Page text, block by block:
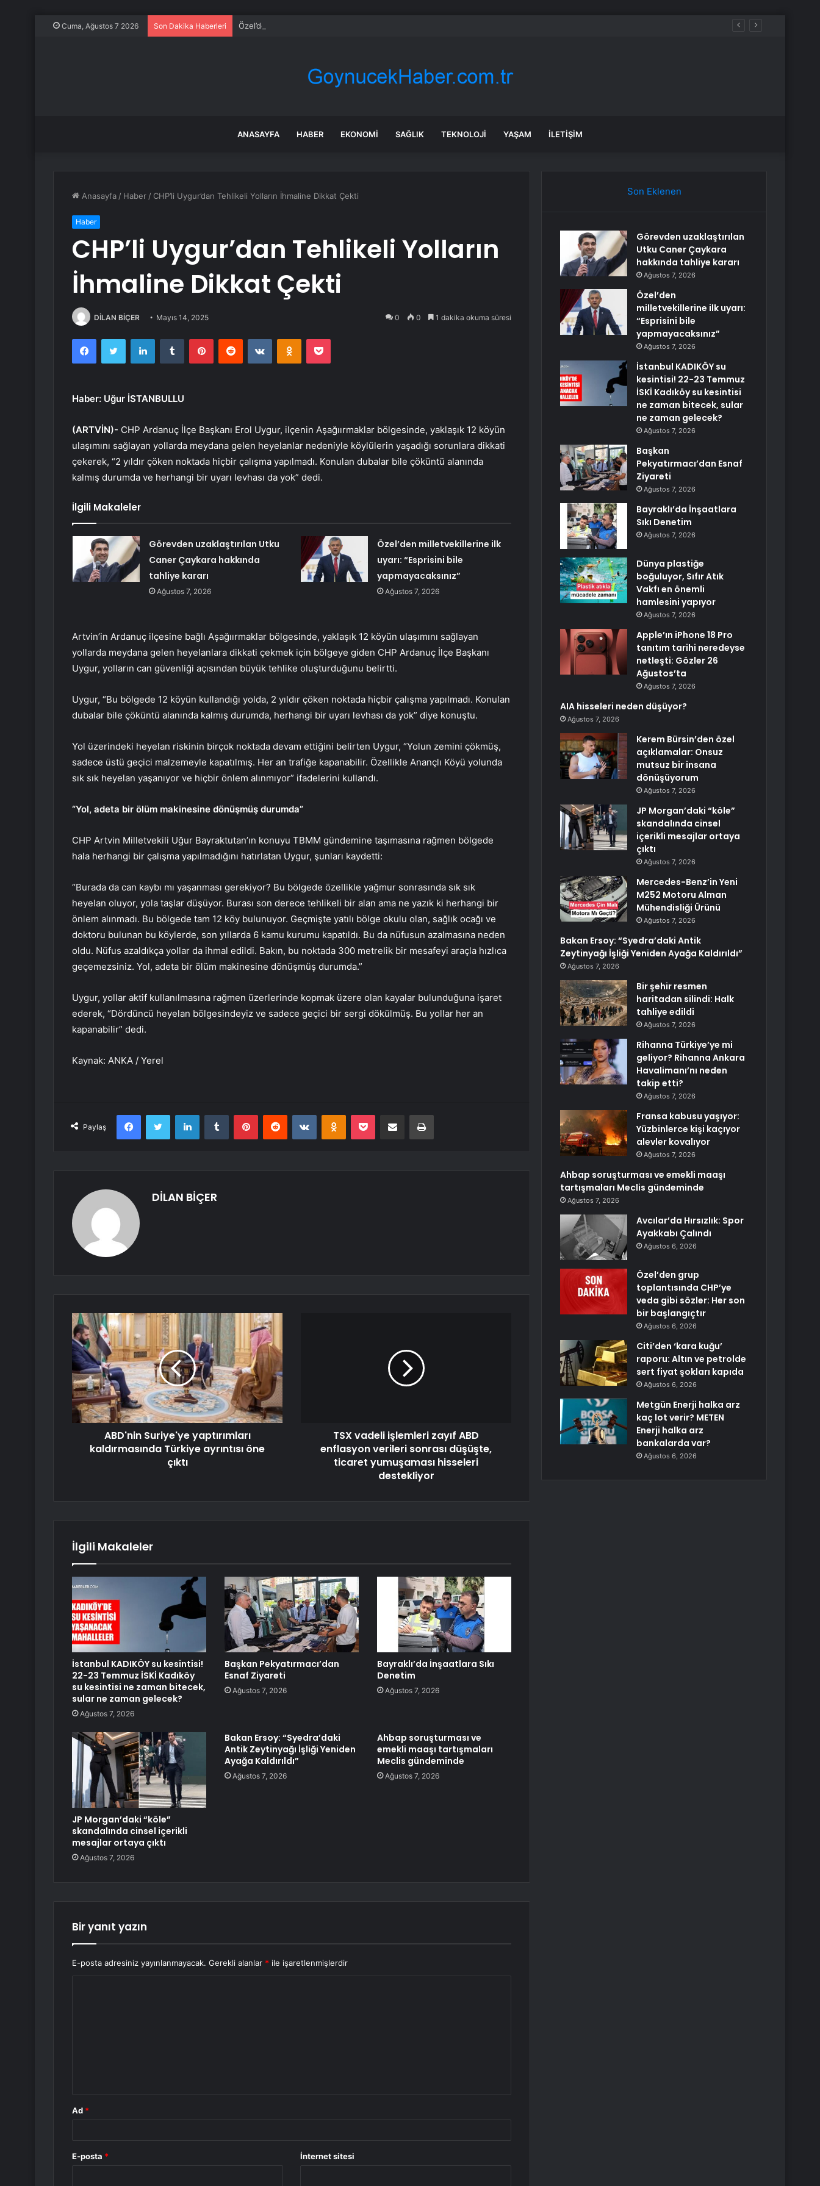
Cuma, Ağustos 7 2026 Son Dakika Haberleri Özel’den milletvekillerine ilk uyarı: “Esprisini bile yapmayacaksınız”
ANASAYFA HABER EKONOMI SAĞLIK TEKNOLOJI YAŞAM İLETIŞIM
Anasayfa / Haber / CHP’li Uygur’dan Tehlikeli Yolların İhmaline Dikkat Çekti
Haber
CHP’li Uygur’dan Tehlikeli Yolların
İhmaline Dikkat Çekti
DİLAN BİÇER Mayıs 14, 2025 0 0 1 dakika okuma süresi
FacebookTwitter LinkedInTumblr PinterestReddit VKontakteOdnoklassniki
Pocket
Haber: Uğur İSTANBULLU
(ARTVİN)- CHP Ardanuç İlçe Başkanı Erol Uygur, ilçenin Aşağıırmaklar bölgesinde, yaklaşık 12 köyün
ulaşımını sağlayan yollarda meydana gelen heyelanlar nedeniyle köylülerin yaşadığı sorunlara dikkati
çekerek, “2 yıldır çöken noktada hiçbir çalışma yapılmadı. Konulan dubalar bile çöküntü alanında
kalmış durumda ve herhangi bir uyarı levhası da yok” dedi.
İlgili Makaleler
Görevden uzaklaştırılan Utku
Caner Çaykara hakkında
tahliye kararı
Ağustos 7, 2026
Özel’den milletvekillerine ilk
uyarı: “Esprisini bile
yapmayacaksınız”
Ağustos 7, 2026
Artvin’in Ardanuç ilçesine bağlı Aşağıırmaklar bölgesinde, yaklaşık 12 köyün ulaşımını sağlayan
yollarda meydana gelen heyelanlara dikkati çekmek için bölgeye giden CHP Ardanuç İlçe Başkanı
Uygur, yolların can güvenliği açısından büyük tehlike oluşturduğunu belirtti.
Uygur, “Bu bölgede 12 köyün kullandığı yolda, 2 yıldır çöken noktada hiçbir çalışma yapılmadı. Konulan
dubalar bile çöküntü alanında kalmış durumda, herhangi bir uyarı levhası da yok” diye konuştu.
Yol üzerindeki heyelan riskinin birçok noktada devam ettiğini belirten Uygur, “Yolun zemini çökmüş,
sadece üstü geçici malzemeyle kapatılmış. Her an trafiğe kapanabilir. Özellikle Anançlı Köyü yolunda
sık sık heyelan yaşanıyor ve hiçbir önlem alınmıyor” ifadelerini kullandı.
“Yol, adeta bir ölüm makinesine dönüşmüş durumda”
CHP Artvin Milletvekili Uğur Bayraktutan’ın konuyu TBMM gündemine taşımasına rağmen bölgede
hala herhangi bir çalışma yapılmadığını hatırlatan Uygur, şunları kaydetti:
“Burada da can kaybı mı yaşanması gerekiyor? Bu bölgede özellikle yağmur sonrasında sık sık
heyelan oluyor, yola taşlar düşüyor. Burası son derece tehlikeli bir alan ama ne yazık ki herhangi bir
önlem alınmadı. Bu bölgede tam 12 köy bulunuyor. Geçmişte yatılı bölge okulu olan, sağlık ocağı ve
doktoru bulunan bu köylerde, son yıllarda 6 kamu kurumu kapatıldı. Bu da nüfusun azalmasına neden
oldu. Nüfus azaldıkça yollar da ihmal edildi. Bakın, bu noktada 300 metrelik bir mesafeyi araçla hızlıca
geçemezsiniz. Yol, adeta bir ölüm makinesine dönüşmüş durumda.”
Uygur, yollar aktif kullanılmasına rağmen üzerlerinde kopmak üzere olan kayalar bulunduğuna işaret
ederek, “Dördüncü heyelan bölgesindeyiz ve sadece geçici bir sergi dökülmüş. Bu yollar her an
kapanabilir” dedi.
Kaynak: ANKA / Yerel
Paylaş
FacebookTwitter LinkedInTumblr PinterestReddit VKontakteOdnoklassniki
Pocket E-Posta ile paylaş Yazdır
DİLAN BİÇER
ABD'nin Suriye'ye yaptırımları
kaldırmasında Türkiye ayrıntısı öne
çıktı
TSX vadeli işlemleri zayıf ABD
enflasyon verileri sonrası düşüşte,
ticaret yumuşaması hisseleri
destekliyor
İlgili Makaleler
İstanbul KADIKÖY su kesintisi!
22-23 Temmuz İSKİ Kadıköy
su kesintisi ne zaman bitecek,
sular ne zaman gelecek?
Ağustos 7, 2026
Başkan Pekyatırmacı’dan
Esnaf Ziyareti
Ağustos 7, 2026
Bayraklı’da İnşaatlara Sıkı
Denetim
Ağustos 7, 2026
JP Morgan’daki “köle”
skandalında cinsel içerikli
mesajlar ortaya çıktı
Ağustos 7, 2026
Bakan Ersoy: “Syedra’daki
Antik Zeytinyağı İşliği Yeniden
Ayağa Kaldırıldı”
Ağustos 7, 2026
Ahbap soruşturması ve
emekli maaşı tartışmaları
Meclis gündeminde
Ağustos 7, 2026
Bir yanıt yazın
E-posta adresiniz yayınlanmayacak. Gerekli alanlar * ile işaretlenmişlerdir
Ad *
E-posta * İnternet sitesi
Son Eklenen
Görevden uzaklaştırılan
Utku Caner Çaykara
hakkında tahliye kararı
Ağustos 7, 2026
Özel’den
milletvekillerine ilk uyarı:
“Esprisini bile
yapmayacaksınız”
Ağustos 7, 2026
İstanbul KADIKÖY su
kesintisi! 22-23 Temmuz
İSKİ Kadıköy su kesintisi
ne zaman bitecek, sular
ne zaman gelecek?
Ağustos 7, 2026
Başkan
Pekyatırmacı’dan Esnaf
Ziyareti
Ağustos 7, 2026
Bayraklı’da İnşaatlara
Sıkı Denetim
Ağustos 7, 2026
Dünya plastiğe
boğuluyor, Sıfır Atık
Vakfı en önemli
hamlesini yapıyor
Ağustos 7, 2026
Apple’ın iPhone 18 Pro
tanıtım tarihi neredeyse
netleşti: Gözler 26
Ağustos’ta
Ağustos 7, 2026
AIA hisseleri neden düşüyor?
Ağustos 7, 2026
Kerem Bürsin’den özel
açıklamalar: Onsuz
mutsuz bir insana
dönüşüyorum
Ağustos 7, 2026
JP Morgan’daki “köle”
skandalında cinsel
içerikli mesajlar ortaya
çıktı
Ağustos 7, 2026
Mercedes-Benz’in Yeni
M252 Motoru Alman
Mühendisliği Ürünü
Ağustos 7, 2026
Bakan Ersoy: “Syedra’daki Antik
Zeytinyağı İşliği Yeniden Ayağa Kaldırıldı”
Ağustos 7, 2026
Bir şehir resmen
haritadan silindi: Halk
tahliye edildi
Ağustos 7, 2026
Rihanna Türkiye’ye mi
geliyor? Rihanna Ankara
Havalimanı’nı neden
takip etti?
Ağustos 7, 2026
Fransa kabusu yaşıyor:
Yüzbinlerce kişi kaçıyor
alevler kovalıyor
Ağustos 7, 2026
Ahbap soruşturması ve emekli maaşı
tartışmaları Meclis gündeminde
Ağustos 7, 2026
Avcılar’da Hırsızlık: Spor
Ayakkabı Çalındı
Ağustos 6, 2026
Özel’den grup
toplantısında CHP’ye
veda gibi sözler: Her son
bir başlangıçtır
Ağustos 6, 2026
Citi’den ‘kara kuğu’
raporu: Altın ve petrolde
sert fiyat şokları kapıda
Ağustos 6, 2026
Metgün Enerji halka arz
kaç lot verir? METEN
Enerji halka arz
bankalarda var?
Ağustos 6, 2026